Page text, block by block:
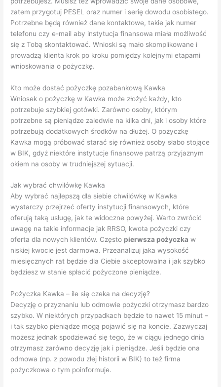
zatem przygotuj PESEL oraz numer i serię dowodu osobistego.
Potrzebne będą również dane kontaktowe, takie jak numer
telefonu czy e-mail aby instytucja finansowa miała możliwość
się z Tobą skontaktować. Wnioski są mało skomplikowane i
prowadzą klienta krok po kroku pomiędzy kolejnymi etapami
wnioskowania o pożyczkę.
Kto może dostać pożyczkę pozabankową Kawka
Wniosek o pożyczkę w Kawka może złożyć każdy, kto
potrzebuje szybkiej gotówki. Zarówno osoby, którym
potrzebne są pieniądze zaledwie na kilka dni, jak i osoby które
potrzebują dodatkowych środków na dłużej. O pożyczkę
Kawka mogą próbować starać się również osoby słabo stojące
w BIK, gdyż niektóre instytucje finansowe patrzą przyjaznym
okiem na osoby w trudniejszej sytuacji.
Jak wybrać chwilówkę Kawka
Aby wybrać najlepszą dla siebie chwilówkę w Kawka
wystarczy przejrzeć oferty instytucji finansowych, które
oferują taką usługę, jak te widoczne powyżej. Warto zwrócić
uwagę na takie informacje jak RRSO, kwota pożyczki czy
oferta dla nowych klientów. Często pierwsza pożyczka w
niskiej kwocie jest darmowa. Przeanalizuj jaka wysokość
miesięcznych rat będzie dla Ciebie akceptowalna i jak szybko
będziesz w stanie spłacić pożyczone pieniądze.
Pożyczka Kawka – ile się czeka na decyzję?
Decyzję o przyznaniu lub odmowie pożyczki otrzymasz bardzo
szybko. W niektórych przypadkach będzie to nawet 15 minut –
i tak szybko pieniądze mogą pojawić się na koncie. Zazwyczaj
możesz jednak spodziewać się tego, że w ciągu jednego dnia
otrzymasz zarówno decyzję jak i pieniądze. Jeśli będzie ona
odmowa (np. z powodu złej historii w BIK) to też firma
pożyczkowa o tym poinformuje.